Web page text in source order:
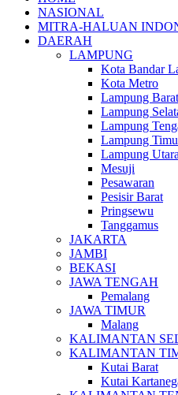
NASIONAL
MITRA-HALUAN
DAERAH
LAMPUNG
Kota Bandar
Kota Metro
Lampung Barat
Lampung
Lampung
Lampung
Lampung Utara
Mesuji
Pesawaran
Pesisir Barat
Pringsewu
Tanggamus
JAKARTA
JAMBI
BEKASI
JAWA TENGAH
Pemalang
JAWA TIMUR
Malang
KALIMANTAN
KALIMANTAN
Kutai Barat
Kutai